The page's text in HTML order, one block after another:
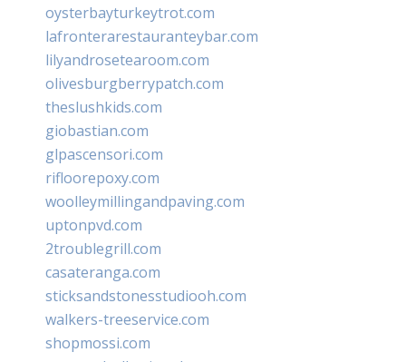
oysterbayturkeytrot.com
lafronterarestauranteybar.com
lilyandrosetearoom.com
olivesburgberrypatch.com
theslushkids.com
giobastian.com
glpascensori.com
rifloorepoxy.com
woolleymillingandpaving.com
uptonpvd.com
2troublegrill.com
casateranga.com
sticksandstonesstudiooh.com
walkers-treeservice.com
shopmossi.com